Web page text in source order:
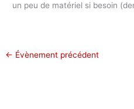
un peu de matériel si besoin
← Évènement précédent